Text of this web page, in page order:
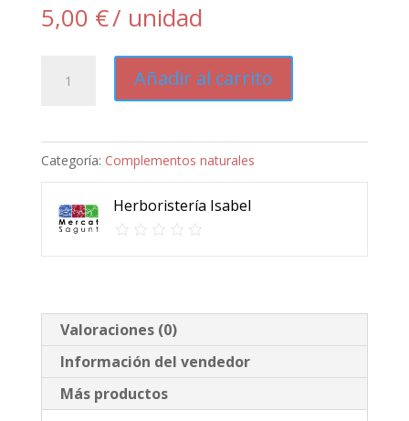
5,00 €/ unidad
blanca
Soria
Natural
cantidad
Añadir al carrito
Categoría: Complementos naturales
Herboristería Isabel
Valoraciones (0)
Información del vendedor
Más productos